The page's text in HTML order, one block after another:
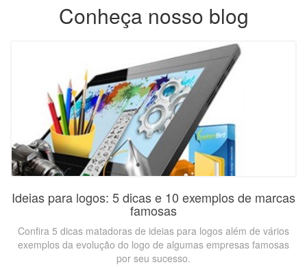
Conheça nosso blog
Ideias para logos: 5 dicas e 10 exemplos de marcas
famosas
Confira 5 dicas matadoras de ideias para logos além de vários
exemplos da evolução do logo de algumas empresas famosas
por seu sucesso.